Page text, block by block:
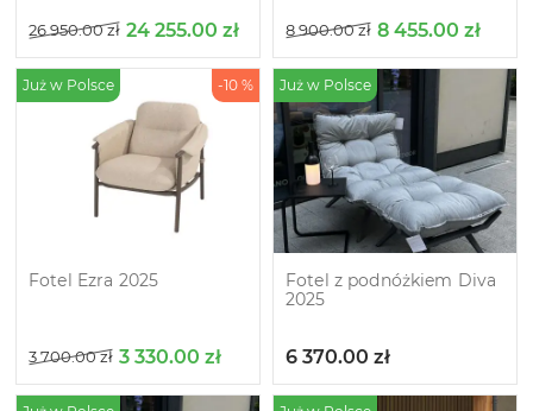
26 950.00zł 24 255.00 zł 8 900.00zł 8 455.00 zł
Już w Polsce -10 %
Fotel Ezra 2025
3 700.00zł 3 330.00 zł
Już w Polsce
Fotel z podnóżkiem Diva
2025
6 370.00 zł